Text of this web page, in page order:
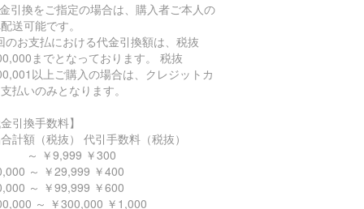
引換をご指定の場合は、購入者ご本人の
送可能です。
のお支払における代金引換額は、税抜
までとなっております。 税抜
以上ご購入の場合は、クレジットカ
払いのみとなります。
金引換手数料】
計額（税抜） 代引手数料（税抜）
￥9,999 ￥300
～ ￥29,999 ￥400
～ ￥99,999 ￥600
～ ￥300,000 ￥1,000